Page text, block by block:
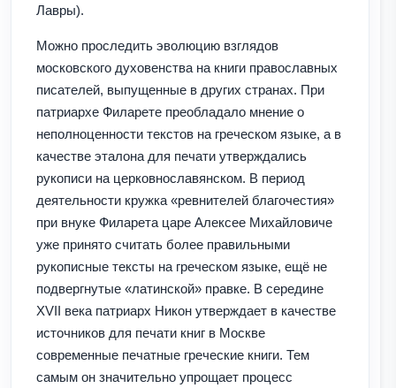
Лавры).
Можно проследить эволюцию взглядов
московского духовенства на книги православных
писателей, выпущенные в других странах. При
патриархе Филарете преобладало мнение о
неполноценности текстов на греческом языке, а в
качестве эталона для печати утверждались
рукописи на церковнославянском. В период
деятельности кружка «ревнителей благочестия»
при внуке Филарета царе Алексее Михайловиче
уже принято считать более правильными
рукописные тексты на греческом языке, ещё не
подвергнутые «латинской» правке. В середине
XVII века патриарх Никон утверждает в качестве
источников для печати книг в Москве
современные печатные греческие книги. Тем
самым он значительно упрощает процесс